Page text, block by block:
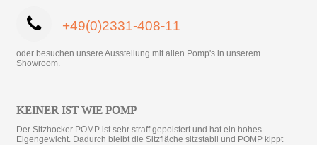
+49(0)2331-408-11
oder besuchen unsere Ausstellung mit allen Pomp's in unserem
Showroom.
KEINER IST WIE POMP
Der Sitzhocker POMP ist sehr straff gepolstert und hat ein hohes
Eigengewicht. Dadurch bleibt die Sitzfläche sitzstabil und POMP kippt